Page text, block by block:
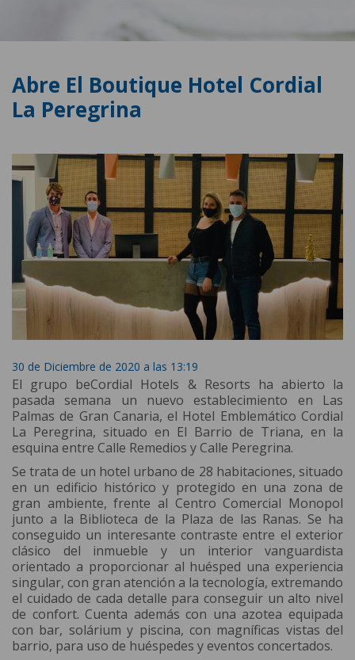
Abre El Boutique Hotel Cordial
La Peregrina
30 de Diciembre de 2020 a las 13:19
El grupo beCordial Hotels & Resorts ha abierto la
pasada semana un nuevo establecimiento en Las
Palmas de Gran Canaria, el Hotel Emblemático Cordial
La Peregrina, situado en El Barrio de Triana, en la
esquina entre Calle Remedios y Calle Peregrina.
Se trata de un hotel urbano de 28 habitaciones, situado
en un edificio histórico y protegido en una zona de
gran ambiente, frente al Centro Comercial Monopol
junto a la Biblioteca de la Plaza de las Ranas. Se ha
conseguido un interesante contraste entre el exterior
clásico del inmueble y un interior vanguardista
orientado a proporcionar al huésped una experiencia
singular, con gran atención a la tecnología, extremando
el cuidado de cada detalle para conseguir un alto nivel
de confort. Cuenta además con una azotea equipada
con bar, solárium y piscina, con magníficas vistas del
barrio, para uso de huéspedes y eventos concertados.